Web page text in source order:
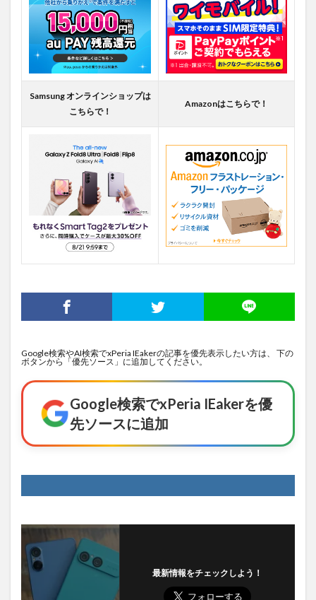
Samsung オンラインショップは
こちらで！
Amazonはこちらで！
Google検索やAI検索でxPeria IEakerの記事を優先表示したい方は、 下の
ボタンから「優先ソース」に追加してください。
Google検索でxPeria IEakerを優
先ソースに追加
最新情報をチェックしよう！